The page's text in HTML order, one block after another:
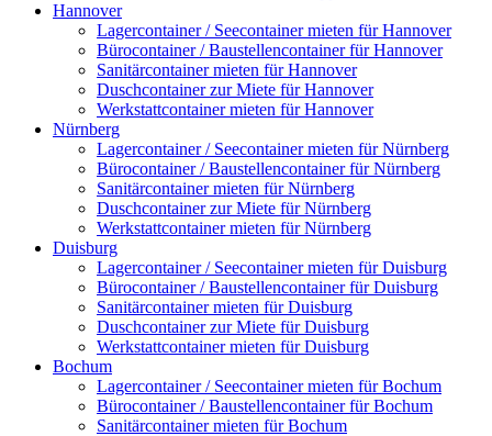
Hannover
Lagercontainer / Seecontainer mieten für Hannover
Bürocontainer / Baustellencontainer für Hannover
Sanitärcontainer mieten für Hannover
Duschcontainer zur Miete für Hannover
Werkstattcontainer mieten für Hannover
Nürnberg
Lagercontainer / Seecontainer mieten für Nürnberg
Bürocontainer / Baustellencontainer für Nürnberg
Sanitärcontainer mieten für Nürnberg
Duschcontainer zur Miete für Nürnberg
Werkstattcontainer mieten für Nürnberg
Duisburg
Lagercontainer / Seecontainer mieten für Duisburg
Bürocontainer / Baustellencontainer für Duisburg
Sanitärcontainer mieten für Duisburg
Duschcontainer zur Miete für Duisburg
Werkstattcontainer mieten für Duisburg
Bochum
Lagercontainer / Seecontainer mieten für Bochum
Bürocontainer / Baustellencontainer für Bochum
Sanitärcontainer mieten für Bochum